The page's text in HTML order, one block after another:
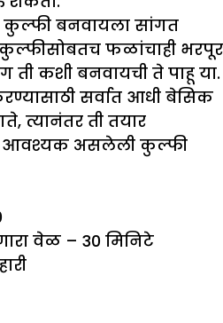
कुल्फी बनवायला सांगत
फळांचाही भरपूर
कशी बनवायची ते पाहू या.
सर्वात आधी बेसिक
त्यानंतर ती तयार
आवश्यक असलेली कुल्फी
वेळ – 30 मिनिटे